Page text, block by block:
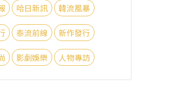
哈日新訊 韓流風暴
泰流前線 新作發行
影劇娛樂 人物專訪